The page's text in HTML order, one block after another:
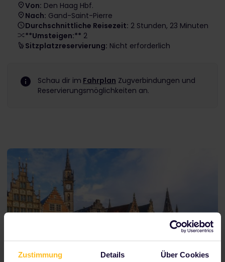
Zustimmung Details Über Cookies
Von: Den Haag Hbf.
Nach: Gand-Saint-Pierre
Durchschnittliche Reisezeit: 2 Stunden, 23 Minuten
**Umsteigen:** 2
Sitzplatzreservierung: Nicht erforderlich
Schau dir im Fahrplan Zugverbindungen und
Reservierungsmöglichkeiten an.